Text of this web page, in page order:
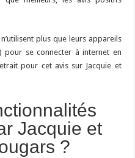
plus que leurs appareils
pour se connecter à internet en
pour cet avis sur Jacquie et
Jacquie et
?